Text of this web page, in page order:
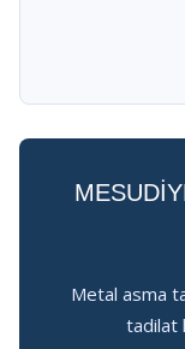
Metal asma
tadilat